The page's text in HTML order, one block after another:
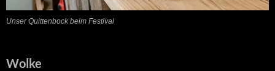
Unser Quittenbock beim Festival
Wolke